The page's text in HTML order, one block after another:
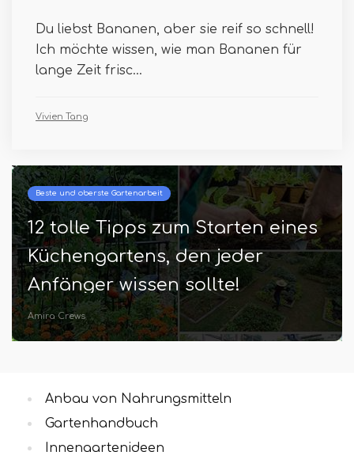
Du liebst Bananen, aber sie reif so schnell!
Ich möchte wissen, wie man Bananen für
lange Zeit frisc...
Vivien Tang
Beste und oberste Gartenarbeit
12 tolle Tipps zum Starten eines
Küchengartens, den jeder
Anfänger wissen sollte!
Amira Crews
Anbau von Nahrungsmitteln
Gartenhandbuch
Innengartenideen